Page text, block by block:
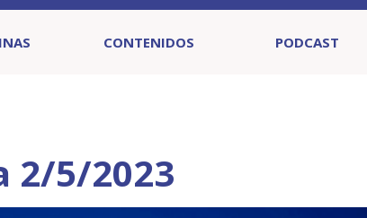
CONTENIDOS PODCAST
2/5/2023